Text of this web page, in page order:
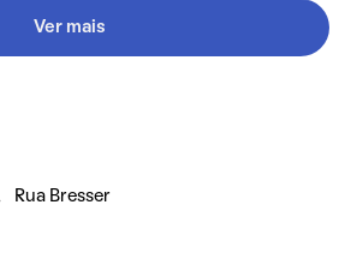
Ver mais
Rua Bresser